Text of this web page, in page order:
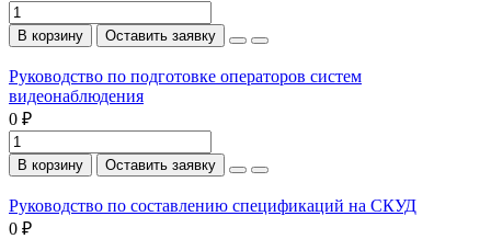
В корзину Оставить заявку
Руководство по подготовке операторов систем
видеонаблюдения
0 ₽
В корзину Оставить заявку
Руководство по составлению спецификаций на СКУД
0 ₽